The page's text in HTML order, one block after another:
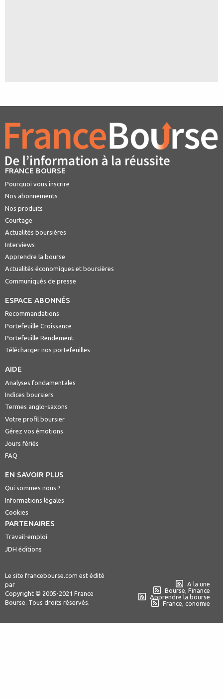
FRANCE BOURSE
Pourquoi vous inscrire
Nos abonnements
Nos produits
Courtage
Actualités boursières
Interviews
Apprendre la bourse
Actualités économiques et boursières
Communiqués de presse
ESPACE ABONNÉS
Recommandations
Portefeuille Croissance
Portefeuille Rendement
Télécharger nos portefeuilles
AIDE
Analyses fondamentales
Indices boursiers
Termes anglo-saxons
Votre profil boursier
Gérez vos émotions
Jours fériés
FAQ
EN SAVOIR PLUS
Qui sommes nous ?
Informations légales
Cookies
PARTENAIRES
Travail-emploi
JDH éditions
Le site francebourse.com est édité
par
Copyright © 2005-2021 France
Bourse. Tous droits réservés.
A la une
Bourse, Finance
Apprendre la bourse
France, conomie